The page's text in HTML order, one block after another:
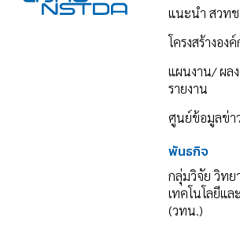
แนะนำ สวท
โครงสร้างองค์
แผนงาน/ ผล
รายงาน
ศูนย์ข้อมูลข่า
พันธกิจ
กลุ่มวิจัย วิทย
เทคโนโลยีแล
(วทน.)